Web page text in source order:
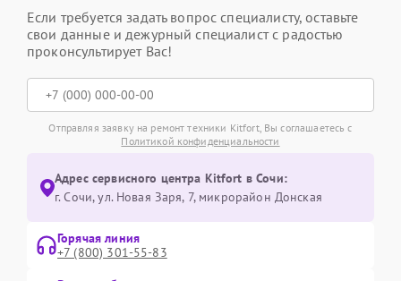
Если требуется задать вопрос специалисту, оставьте
свои данные и дежурный специалист с радостью
проконсультирует Вас!
Отправляя заявку на ремонт техники Kitfort, Вы соглашаетесь с
Политикой конфиденциальности
Адрес сервисного центра Kitfort в Сочи:
г. Сочи, ул. Новая Заря, 7, микрорайон Донская
Горячая линия
+7 (800) 301-55-83